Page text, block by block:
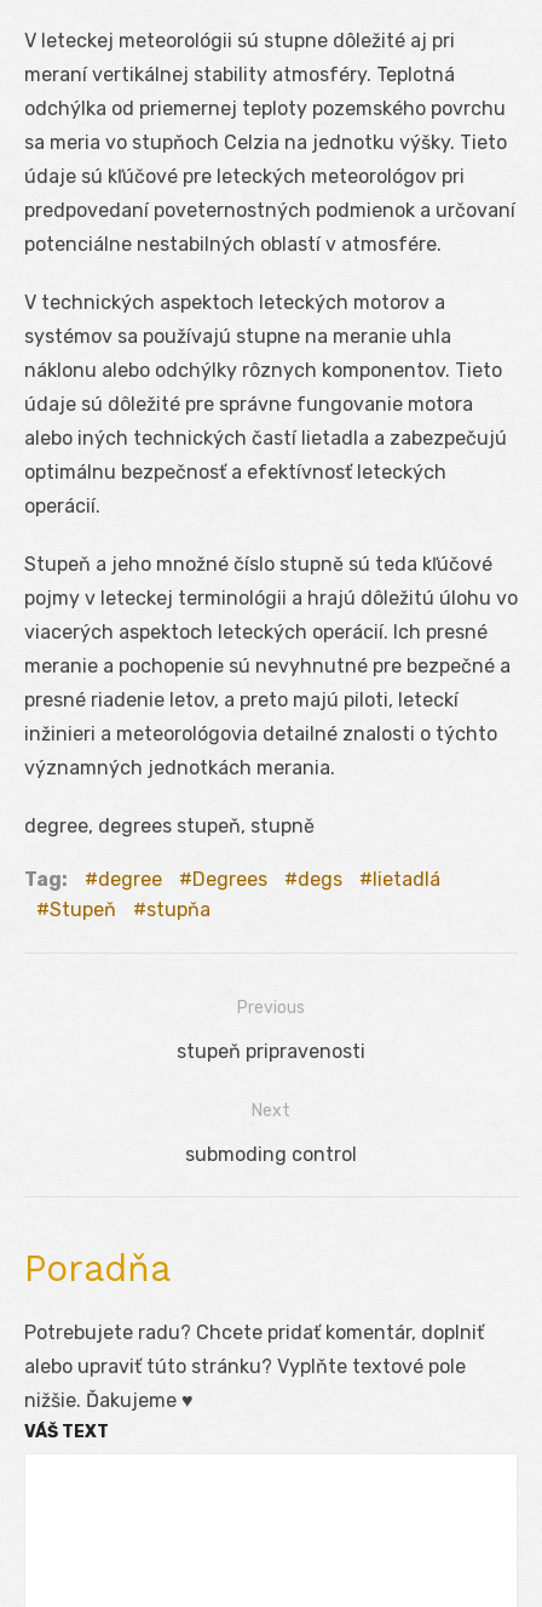
V leteckej meteorológii sú stupne dôležité aj pri
meraní vertikálnej stability atmosféry. Teplotná
odchýlka od priemernej teploty pozemského povrchu
sa meria vo stupňoch Celzia na jednotku výšky. Tieto
údaje sú kľúčové pre leteckých meteorológov pri
predpovedaní poveternostných podmienok a určovaní
potenciálne nestabilných oblastí v atmosfére.
V technických aspektoch leteckých motorov a
systémov sa používajú stupne na meranie uhla
náklonu alebo odchýlky rôznych komponentov. Tieto
údaje sú dôležité pre správne fungovanie motora
alebo iných technických častí lietadla a zabezpečujú
optimálnu bezpečnosť a efektívnosť leteckých
operácií.
Stupeň a jeho množné číslo stupně sú teda kľúčové
pojmy v leteckej terminológii a hrajú dôležitú úlohu vo
viacerých aspektoch leteckých operácií. Ich presné
meranie a pochopenie sú nevyhnutné pre bezpečné a
presné riadenie letov, a preto majú piloti, leteckí
inžinieri a meteorológovia detailné znalosti o týchto
významných jednotkách merania.
degree, degrees stupeň, stupně
Tag: degree Degrees degs
lietadlá
Stupeň
stupňa
Navigácia
Previous
Previous
stupeň pripravenosti
Next
Next
submoding control
Poradňa
Potrebujete radu? Chcete pridať komentár, doplniť
alebo upraviť túto stránku? Vyplňte textové pole
nižšie. Ďakujeme ♥
VÁŠ TEXT